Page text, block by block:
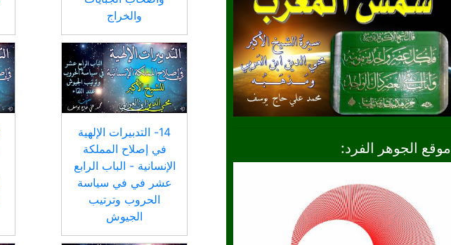
موقع الجوهر الفرد:
والخراج
14- التدبيرات الإلهية
في إصلاح المملكة
الإنسانية - الباب الرابع
عشر في في سياسة
الحروب وترتيب
الجيوش